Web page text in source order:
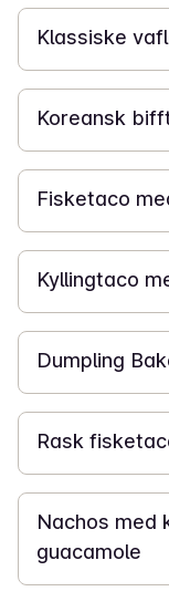
Klassiske
30 min
Koreansk
30 min
Fisketaco
30 min
Kyllingtaco
30 min
Dumpling
20 min
Rask
25 min
Nachos med
guacamole
30 min